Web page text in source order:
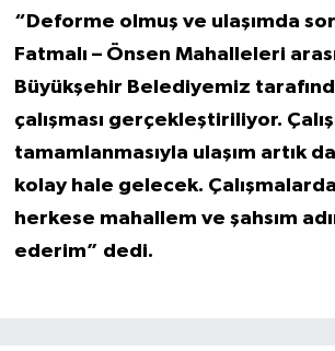
“Deforme olmuş ve ulaşımda
Fatmalı – Önsen Mahalleleri
Büyükşehir Belediyemiz
çalışması gerçekleştiriliyor.
tamamlanmasıyla ulaşım artık
kolay hale gelecek.
herkese mahallem ve şahsım
ederim” dedi.